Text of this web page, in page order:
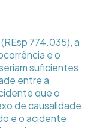
774.035), a
e o
suficientes
entre a
que o
de causalidade
e o acidente